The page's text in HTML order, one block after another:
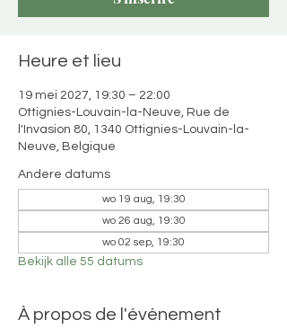
Heure et lieu
19 mei 2027, 19:30 – 22:00
Ottignies-Louvain-la-Neuve, Rue de
l'Invasion 80, 1340 Ottignies-Louvain-la-
Neuve, Belgique
Andere datums
wo 19 aug, 19:30
wo 26 aug, 19:30
wo 02 sep, 19:30
Bekijk alle 55 datums
À propos de l'événement